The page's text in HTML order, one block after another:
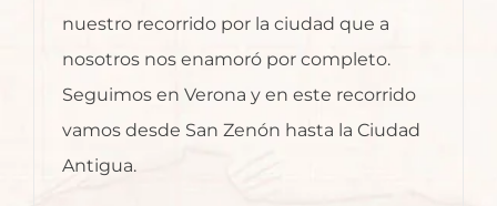
nuestro recorrido por la ciudad que a
nosotros nos enamoró por completo.
Seguimos en Verona y en este recorrido
vamos desde San Zenón hasta la Ciudad
Antigua.